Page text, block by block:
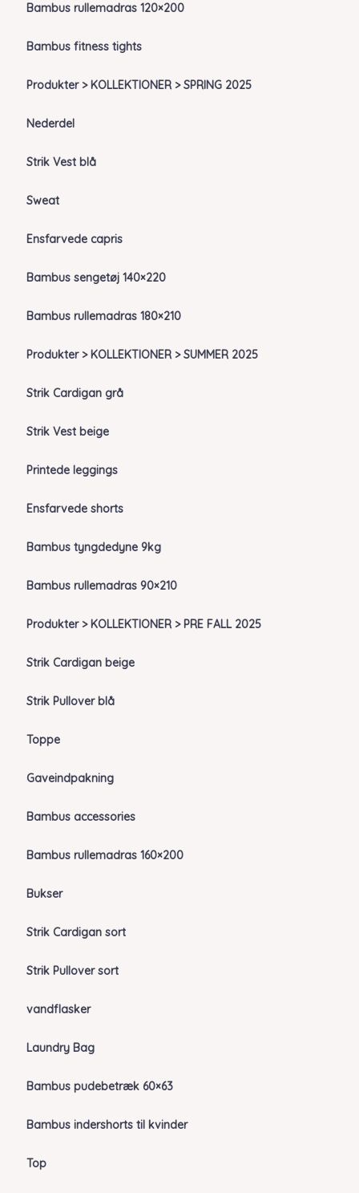
Bambus rullemadras 120×200
Bambus fitness tights
Produkter > KOLLEKTIONER > SPRING 2025
Nederdel
Strik Vest blå
Sweat
Ensfarvede capris
Bambus sengetøj 140×220
Bambus rullemadras 180×210
Produkter > KOLLEKTIONER > SUMMER 2025
Strik Cardigan grå
Strik Vest beige
Printede leggings
Ensfarvede shorts
Bambus tyngdedyne 9kg
Bambus rullemadras 90×210
Produkter > KOLLEKTIONER > PRE FALL 2025
Strik Cardigan beige
Strik Pullover blå
Toppe
Gaveindpakning
Bambus accessories
Bambus rullemadras 160×200
Bukser
Strik Cardigan sort
Strik Pullover sort
vandflasker
Laundry Bag
Bambus pudebetræk 60×63
Bambus indershorts til kvinder
Top